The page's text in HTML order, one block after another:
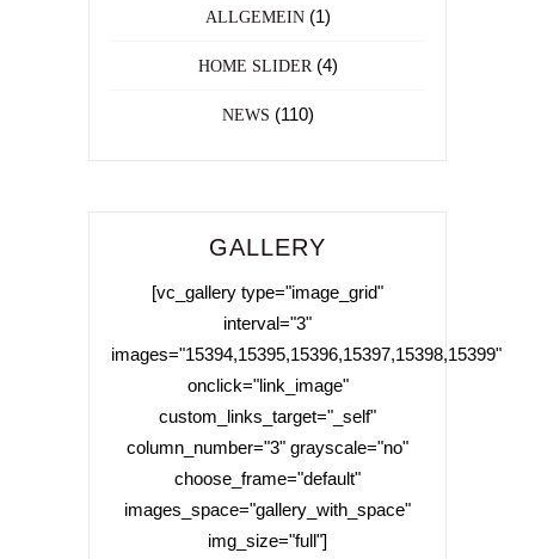
ALLGEMEIN(1)
HOME SLIDER (4)
NEWS (110)
GALLERY
[vc_gallery type="image_grid"
interval="3"
images="15394,15395,15396,15397,15398,15399"
onclick="link_image"
custom_links_target="_self"
column_number="3" grayscale="no"
choose_frame="default"
images_space="gallery_with_space"
img_size="full"]